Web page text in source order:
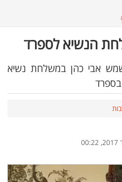
הנשיא לספרד
שמש אבי כהן במשלחת נשיא